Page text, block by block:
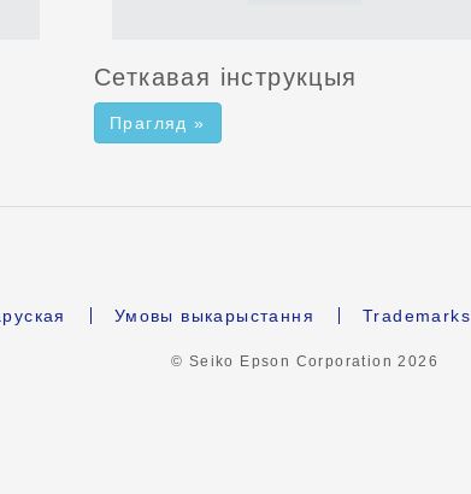
Сеткавая інструкцыя
Прагляд »
Умовы выкарыстання Trademarks
© Seiko Epson Corporation 2026